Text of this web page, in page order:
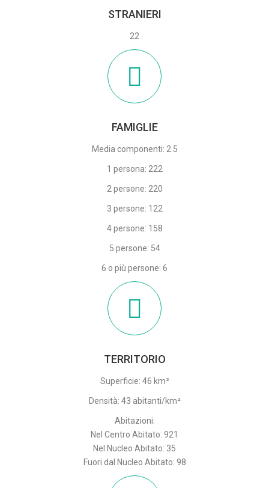
STRANIERI
22
FAMIGLIE
Media componenti: 2.5
1 persona: 222
2 persone: 220
3 persone: 122
4 persone: 158
5 persone: 54
6 o più persone: 6
TERRITORIO
Superficie: 46 km²
Densità: 43 abitanti/km²
Abitazioni:
Nel Centro Abitato: 921
Nel Nucleo Abitato: 35
Fuori dal Nucleo Abitato: 98